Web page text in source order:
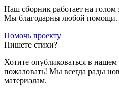
Наш сборник работает на голом
Мы благодарны любой помощи.
Помочь проекту
Пишете стихи?
Хотите опубликоваться в
пожаловать! Мы всегда рады
материалам.